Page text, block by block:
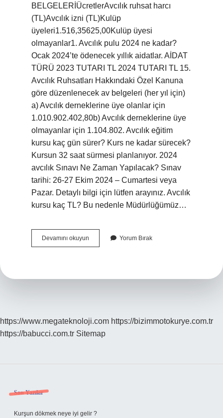
BELGELERİÜcretlerAvcılık ruhsat harcı
(TL)Avcılık izni (TL)Kulüp
üyeleri1.516,35625,00Kulüp üyesi
olmayanlar1. Avcılık pulu 2024 ne kadar?
Ocak 2024’te ödenecek yıllık aidatlar. AİDAT
TÜRÜ 2023 TUTARI TL 2024 TUTARI TL 15.
Avcılık Ruhsatları Hakkındaki Özel Kanuna
göre düzenlenecek av belgeleri (her yıl için)
a) Avcılık derneklerine üye olanlar için
1.010.902.402,80b) Avcılık derneklerine üye
olmayanlar için 1.104.802. Avcılık eğitim
kursu kaç gün sürer? Kurs ne kadar sürecek?
Kursun 32 saat sürmesi planlanıyor. 2024
avcılık Sınavı Ne Zaman Yapılacak? Sınav
tarihi: 26-27 Ekim 2024 – Cumartesi veya
Pazar. Detaylı bilgi için lütfen arayınız. Avcılık
kursu kaç TL? Bu nedenle Müdürlüğümüz…
Devamını okuyun
Kursu
Yorum Bırak
https://www.megateknoloji.com https://bizimmotokurye.com.tr
https://babucci.com.tr Sitemap
Sidebar
Son Yazılar
Kurşun dökmek neye iyi gelir ?